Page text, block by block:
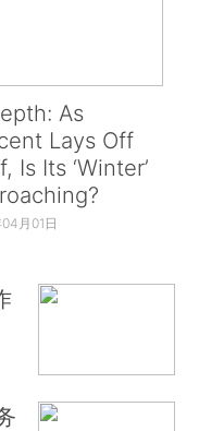
As
Lays Off
Is Its ‘Winter’
月01日